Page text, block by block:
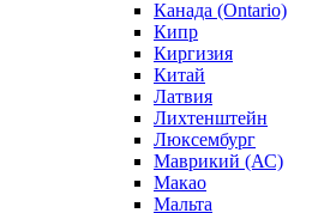
Канада (Ontario)
Кипр
Киргизия
Китай
Латвия
Лихтенштейн
Люксембург
Маврикий (АС)
Макао
Мальта